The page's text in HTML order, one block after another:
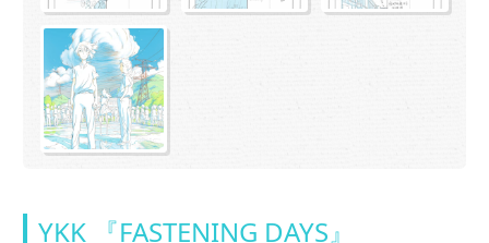
YKK 『FASTENING DAYS』